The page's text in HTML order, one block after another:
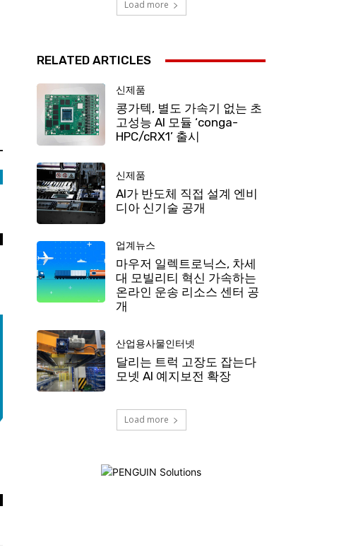
Load more
RELATED ARTICLES
신제품
콩가텍, 별도 가속기 없는 초
고성능 AI 모듈 ‘conga-
HPC/cRX1’ 출시
신제품
AI가 반도체 직접 설계 엔비
디아 신기술 공개
업계뉴스
마우저 일렉트로닉스, 차세
대 모빌리티 혁신 가속하는
온라인 운송 리소스 센터 공
개
산업용사물인터넷
달리는 트럭 고장도 잡는다
모넷 AI 예지보전 확장
Load more